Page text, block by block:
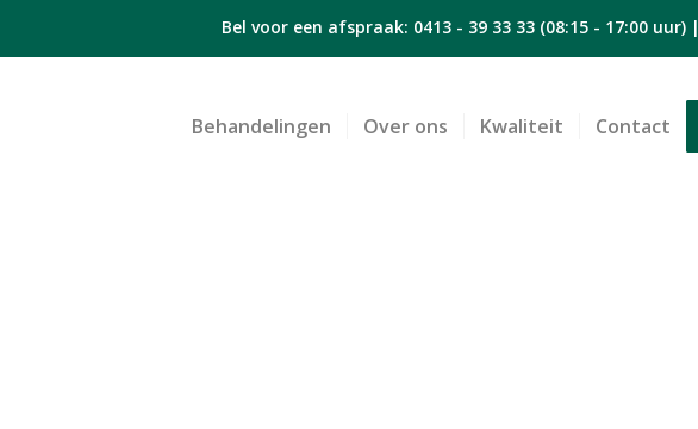
Bel voor een afspraak: 0413 - 39 33 33(08:15 - 17:00 uur) |
Behandelingen Over ons Kwaliteit Contact